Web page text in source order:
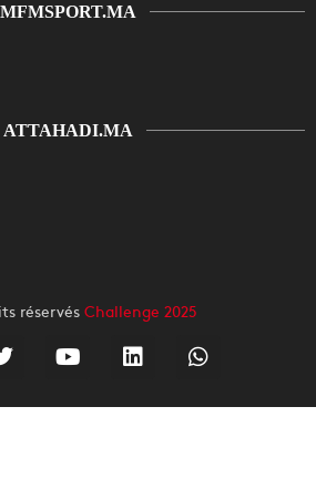
MFMSPORT.MA
ATTAHADI.MA
réservés Challenge 2025